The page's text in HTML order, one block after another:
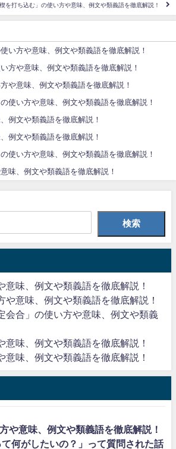
楔を打ち込む」の使い方や意味、例文や類義語を徹底解説！
い方や意味、例文や類義語を徹底解説！
方や意味、例文や類義語を徹底解説！
や意味、例文や類義語を徹底解説！
使い方や意味、例文や類義語を徹底解説！
例文や類義語を徹底解説！
例文や類義語を徹底解説！
使い方や意味、例文や類義語を徹底解説！
味、例文や類義語を徹底解説！
検索
意味、例文や類義語を徹底解説！
や意味、例文や類義語を徹底解説！
会合」の使い方や意味、例文や類義
意味、例文や類義語を徹底解説！
意味、例文や類義語を徹底解説！
や意味、例文や類義語を徹底解説！
て何がしたいの？」って質問された話